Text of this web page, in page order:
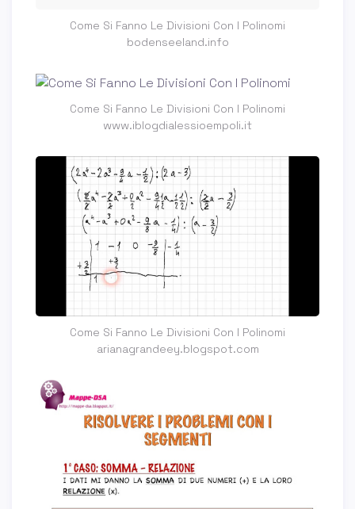
Come Si Fanno Le Divisioni Con I Polinomi
bodenseeland.info
Come Si Fanno Le Divisioni Con I Polinomi
www.iblogdialessioempoli.it
Come Si Fanno Le Divisioni Con I Polinomi
arianagrandeey.blogspot.com